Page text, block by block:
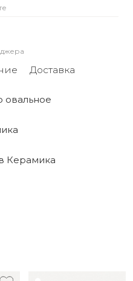
Доставка
овальное
Керамика